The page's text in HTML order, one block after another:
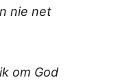
nie net
om God